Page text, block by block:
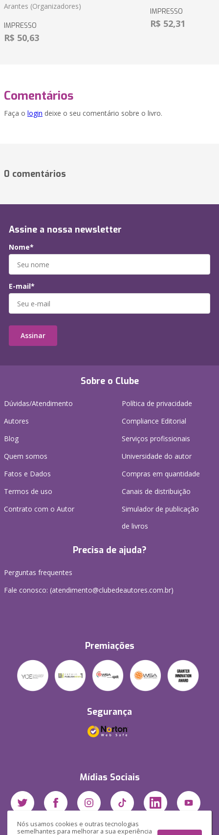
Nós usamos cookies e outras tecnologias
semelhantes para melhorar a sua experiência
Arantes (Organizadores)
IMPRESSO
R$ 50,63
IMPRESSO
R$ 52,31
Comentários
Faça o login deixe o seu comentário sobre o livro.
0 comentários
Sobre o Clube
Dúvidas/Atendimento
Autores
Blog
Quem somos
Fatos e Dados
Termos de uso
Contrato com o Autor
Política de privacidade
Compliance Editorial
Serviços profissionais
Universidade do autor
Compras em quantidade
Canais de distribuição
Simulador de publicação
de livros
Precisa de ajuda?
Perguntas frequentes
Fale conosco: (atendimento@clubedeautores.com.br)
Premiações
Segurança
Mídias Sociais
Assine a nossa newsletter
Nome*
E-mail*
Assinar